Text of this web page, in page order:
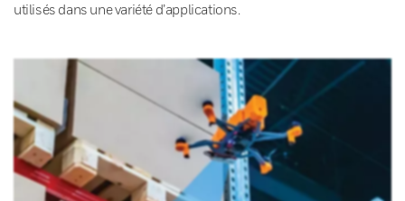
utilisés dans une variété d’applications.